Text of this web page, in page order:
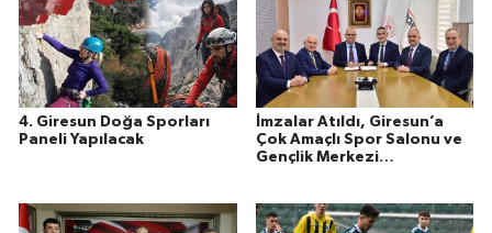
4. Giresun Doğa Sporları
Paneli Yapılacak
İmzalar Atıldı, Giresun’a
Çok Amaçlı Spor Salonu ve
Gençlik Merkezi